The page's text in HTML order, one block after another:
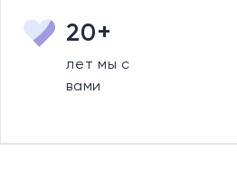
20+
лет мы с
вами